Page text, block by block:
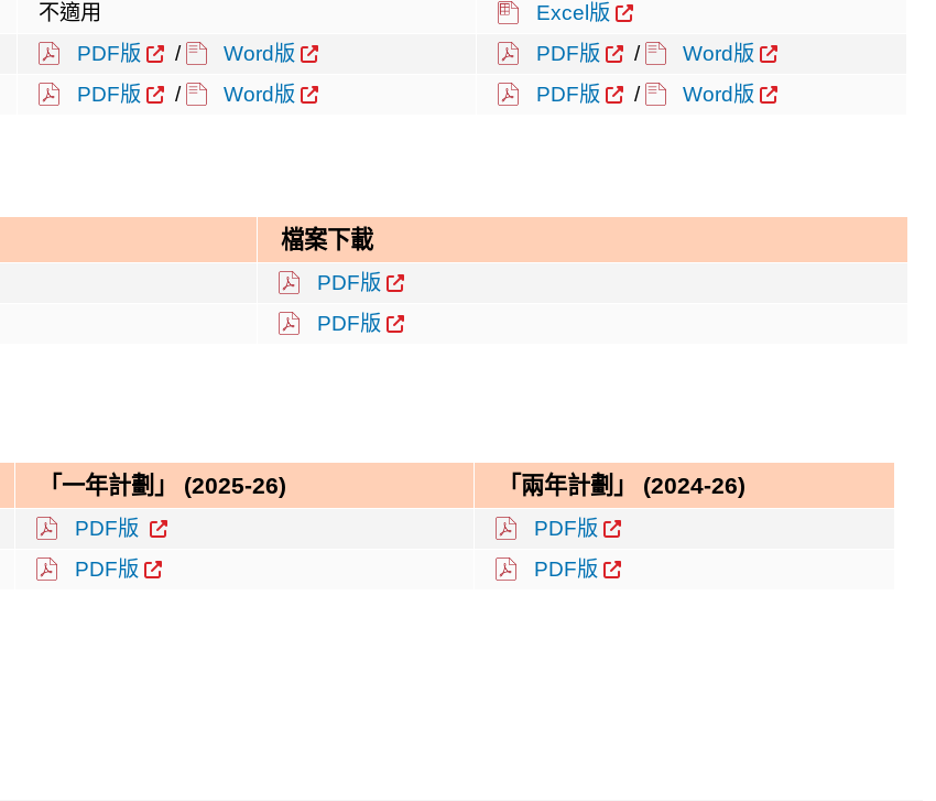
不適用
Excel版
PDF版 / Word版 PDF版 /
Word版
PDF版 / Word版 PDF版 / Word版
檔案下載
PDF版
PDF版
「一年計劃」 (2025-26) 「兩年計劃」 (2024-26)
PDF版
PDF版
PDF版 PDF版